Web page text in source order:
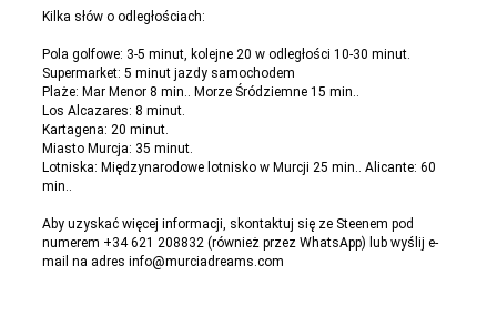
Kilka słów o odległościach:
Pola golfowe: 3-5 minut, kolejne 20 w odległości 10-30 minut.
Supermarket: 5 minut jazdy samochodem
Plaże: Mar Menor 8 min.. Morze Śródziemne 15 min..
Los Alcazares: 8 minut.
Kartagena: 20 minut.
Miasto Murcja: 35 minut.
Lotniska: Międzynarodowe lotnisko w Murcji 25 min.. Alicante: 60
min..
Aby uzyskać więcej informacji, skontaktuj się ze Steenem pod
numerem +34 621 208832 (również przez WhatsApp) lub wyślij e-
mail na adres info@murciadreams.com